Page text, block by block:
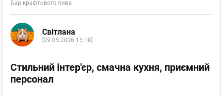
Бар крафтового пива
Світлана
[29.05.2026 15:18]
Стильний інтер'єр, смачна кухня, приємний
персонал